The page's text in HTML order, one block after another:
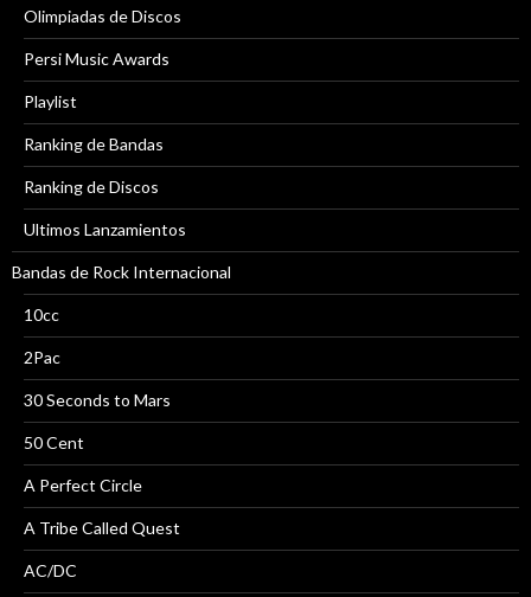
Olimpiadas de Discos
Persi Music Awards
Playlist
Ranking de Bandas
Ranking de Discos
Ultimos Lanzamientos
Bandas de Rock Internacional
10cc
2Pac
30 Seconds to Mars
50 Cent
A Perfect Circle
A Tribe Called Quest
AC/DC